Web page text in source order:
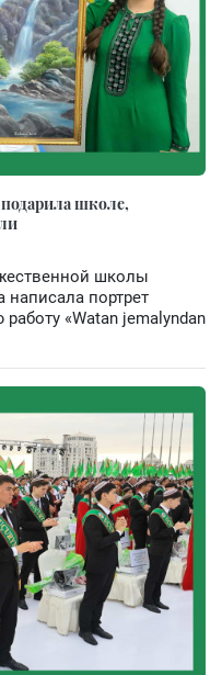
школе,
школы
написала портрет
«Watan jemalyndan